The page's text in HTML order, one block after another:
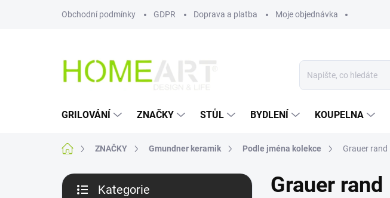
Obchodní podmínky GDPR Doprava a platba Moje objednávka
GRILOVÁNÍ ZNAČKY STŮL BYDLENÍ KOUPELNA
Domů ZNAČKY Gmundner keramik Podle jména kolekce Grauer rand
P
Kategorie Grauer rand